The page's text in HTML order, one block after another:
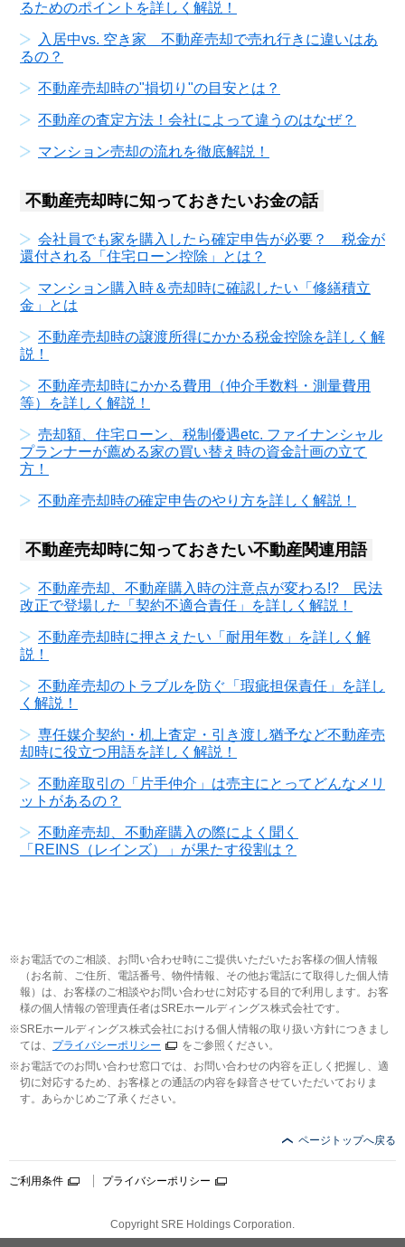
るためのポイントを詳しく解説！
入居中vs. 空き家 不動産売却で売れ行きに違いはあ
るの？
不動産売却時の"損切り"の目安とは？
不動産の査定方法！会社によって違うのはなぜ？
マンション売却の流れを徹底解説！
不動産売却時に知っておきたいお金の話
会社員でも家を購入したら確定申告が必要？ 税金が
還付される「住宅ローン控除」とは？
マンション購入時＆売却時に確認したい「修繕積立
金」とは
不動産売却時の譲渡所得にかかる税金控除を詳しく解
説！
不動産売却時にかかる費用（仲介手数料・測量費用
等）を詳しく解説！
売却額、住宅ローン、税制優遇etc. ファイナンシャル
プランナーが薦める家の買い替え時の資金計画の立て
方！
不動産売却時の確定申告のやり方を詳しく解説！
不動産売却時に知っておきたい不動産関連用語
不動産売却、不動産購入時の注意点が変わる!? 民法
改正で登場した「契約不適合責任」を詳しく解説！
不動産売却時に押さえたい「耐用年数」を詳しく解
説！
不動産売却のトラブルを防ぐ「瑕疵担保責任」を詳し
く解説！
専任媒介契約・机上査定・引き渡し猶予など不動産売
却時に役立つ用語を詳しく解説！
不動産取引の「片手仲介」は売主にとってどんなメリ
ットがあるの？
不動産売却、不動産購入の際によく聞く
「REINS（レインズ）」が果たす役割は？
お電話でのご相談、お問い合わせ時にご提供いただいたお客様の個人情報
（お名前、ご住所、電話番号、物件情報、その他お電話にて取得した個人情
報）は、お客様のご相談やお問い合わせに対応する目的で利用します。お客
様の個人情報の管理責任者はSREホールディングス株式会社です。
SREホールディングス株式会社における個人情報の取り扱い方針につきまし
ては、 プライバシーポリシー
をご参照ください。
お電話でのお問い合わせ窓口では、お問い合わせの内容を正しく把握し、適
切に対応するため、お客様との通話の内容を録音させていただいておりま
す。あらかじめご了承ください。
ページトップへ戻る
ご利用条件 プライバシーポリシー
Copyright SRE Holdings Corporation.